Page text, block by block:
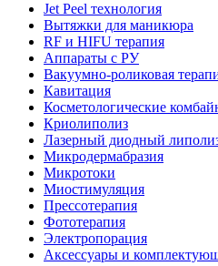
Jet Peel технология
Вытяжки для маникюра
RF и HIFU терапия
Аппараты с РУ
Вакуумно-роликовая
Кавитация
Косметологические
Криолиполиз
Лазерный диодный
Микродермабразия
Микротоки
Миостимуляция
Прессотерапия
Фототерапия
Электропорация
Аксессуары и